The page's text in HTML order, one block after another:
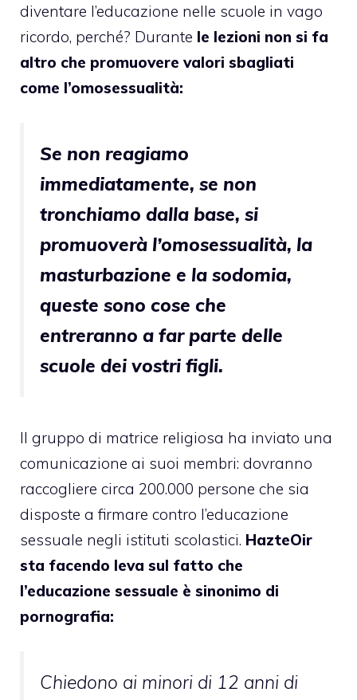
diventare l’educazione nelle scuole in vago
ricordo, perché? Durante le lezioni non si fa
altro che promuovere valori sbagliati
come l’omosessualità:
Se non reagiamo
immediatamente, se non
tronchiamo dalla base, si
promuoverà l’omosessualità, la
masturbazione e la sodomia,
queste sono cose che
entreranno a far parte delle
scuole dei vostri figli.
Il gruppo di matrice religiosa ha inviato una
comunicazione ai suoi membri: dovranno
raccogliere circa 200.000 persone che sia
disposte a firmare contro l’educazione
sessuale negli istituti scolastici. HazteOir
sta facendo leva sul fatto che
l’educazione sessuale è sinonimo di
pornografia:
Chiedono ai minori di 12 anni di